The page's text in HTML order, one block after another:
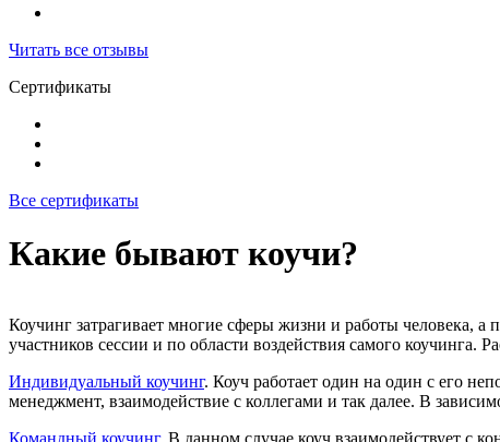
Читать все отзывы
Сертификаты
Все сертификаты
Какие бывают коучи?
Коучинг затрагивает многие сферы жизни и работы человека, а
участников сессии и по области воздействия самого коучинга.
Индивидуальный коучинг. Коуч работает один на один с его
менеджмент, взаимодействие с коллегами и так далее. В
Командный коучинг. В данном случае коуч взаимодействует с